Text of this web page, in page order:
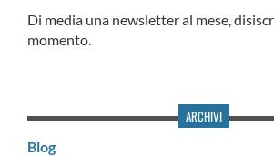
Di media una newsletter al mese,
momento.
ARCHIVI
Blog